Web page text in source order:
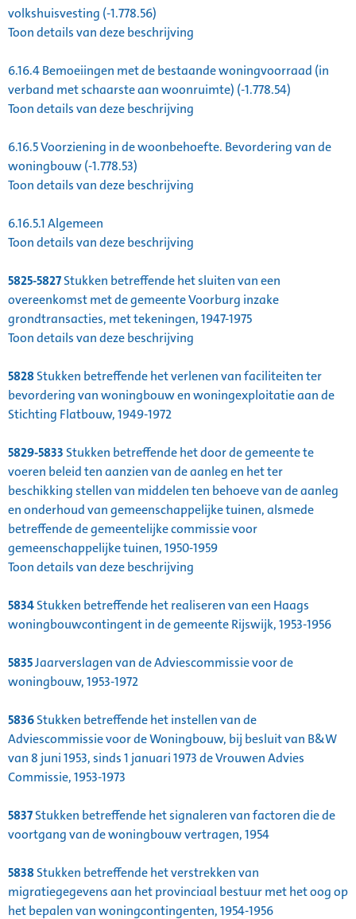
volkshuisvesting (-1.778.56)
Toon details van deze beschrijving
6.16.4Bemoeiingen met de bestaande woningvoorraad (in
verband met schaarste aan woonruimte) (-1.778.54)
Toon details van deze beschrijving
6.16.5Voorziening in de woonbehoefte. Bevordering van de
woningbouw (-1.778.53)
Toon details van deze beschrijving
6.16.5.1Algemeen
Toon details van deze beschrijving
5825-5827Stukken betreffende het sluiten van een
overeenkomst met de gemeente Voorburg inzake
grondtransacties, met tekeningen, 1947-1975
Toon details van deze beschrijving
5828Stukken betreffende het verlenen van faciliteiten ter
bevordering van woningbouw en woningexploitatie aan de
Stichting Flatbouw, 1949-1972
5829-5833 Stukken betreffende het door de gemeente te
voeren beleid ten aanzien van de aanleg en het ter
beschikking stellen van middelen ten behoeve van de aanleg
en onderhoud van gemeenschappelijke tuinen, alsmede
betreffende de gemeentelijke commissie voor
gemeenschappelijke tuinen, 1950-1959
Toon details van deze beschrijving
5834Stukken betreffende het realiseren van een Haags
woningbouwcontingent in de gemeente Rijswijk, 1953-1956
5835Jaarverslagen van de Adviescommissie voor de
woningbouw, 1953-1972
5836Stukken betreffende het instellen van de
Adviescommissie voor de Woningbouw, bij besluit van B&W
van 8 juni 1953, sinds 1 januari 1973 de Vrouwen Advies
Commissie, 1953-1973
5837Stukken betreffende het signaleren van factoren die de
voortgang van de woningbouw vertragen, 1954
5838Stukken betreffende het verstrekken van
migratiegegevens aan het provinciaal bestuur met het oog op
het bepalen van woningcontingenten, 1954-1956